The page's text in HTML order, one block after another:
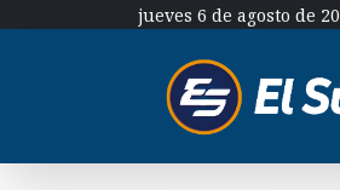
jueves 6 de agosto de